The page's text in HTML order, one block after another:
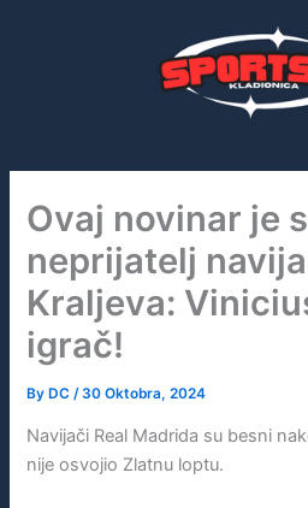
Ovaj novinar je
neprijatelj
Kraljeva:
igrač!
ByDC /30 Oktobra, 2024
Navijači Real Madrida su besni
nije osvojio Zlatnu loptu.